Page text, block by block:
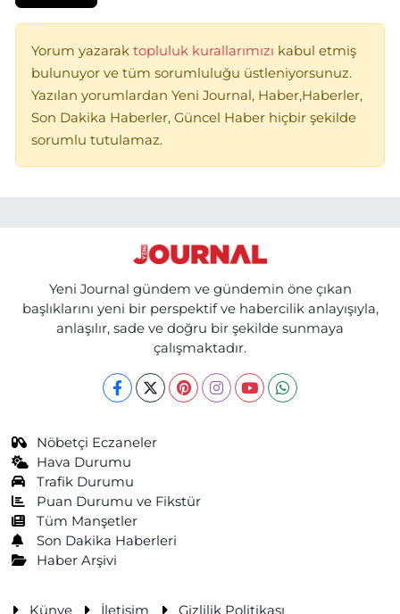
Yorum yazarak topluluk kurallarımızı kabul etmiş
bulunuyor ve tüm sorumluluğu üstleniyorsunuz.
Yazılan yorumlardan Yeni Journal, Haber,Haberler,
Son Dakika Haberler, Güncel Haber hiçbir şekilde
sorumlu tutulamaz.
Yeni Journal gündem ve gündemin öne çıkan
başlıklarını yeni bir perspektif ve habercilik anlayışıyla,
anlaşılır, sade ve doğru bir şekilde sunmaya
çalışmaktadır.
Nöbetçi Eczaneler
Hava Durumu
Trafik Durumu
Puan Durumu ve Fikstür
Tüm Manşetler
Son Dakika Haberleri
Haber Arşivi
Künye İletişim Gizlilik Politikası